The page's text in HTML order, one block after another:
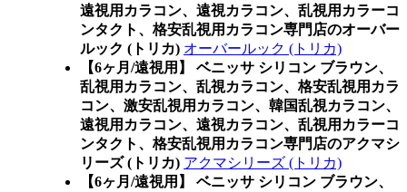
遠視用カラコン、遠視カラコン、乱視用カラーコ
ンタクト、格安乱視用カラコン専門店のオーバー
ルック (トリカ) オーバールック (トリカ)
【6ヶ月/遠視用】 ベニッサ シリコン ブラウン、
乱視用カラコン、乱視カラコン、格安乱視用カラ
コン、激安乱視用カラコン、韓国乱視カラコン、
遠視用カラコン、遠視カラコン、乱視用カラーコ
ンタクト、格安乱視用カラコン専門店のアクマシ
リーズ (トリカ) アクマシリーズ (トリカ)
【6ヶ月/遠視用】 ベニッサ シリコン ブラウン、